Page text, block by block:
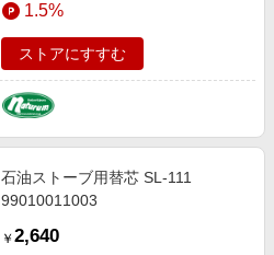
14161.5%
ストアにすすむ
石油ストーブ用替芯 SL-111
99010011003
￥ 2,640